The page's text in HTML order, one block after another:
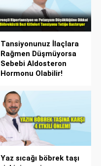
Tansiyonunuz İlaçlara
Rağmen Düşmüyorsa
Sebebi Aldosteron
Hormonu Olabilir!
Yaz sıcağı böbrek taşı